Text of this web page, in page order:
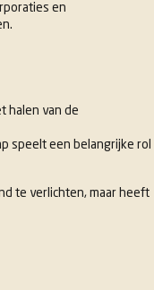
en
halen van de
speelt een belangrijke rol
te verlichten, maar heeft